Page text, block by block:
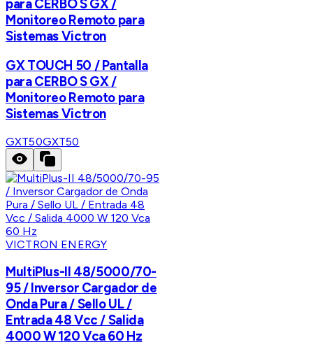
para CERBO S GX /
Monitoreo Remoto para
Sistemas Victron
GX TOUCH 50 / Pantalla
para CERBO S GX /
Monitoreo Remoto para
Sistemas Victron
GXT50GXT50
VICTRON ENERGY
MultiPlus-II 48/5000/70-
95 / Inversor Cargador de
Onda Pura / Sello UL /
Entrada 48 Vcc / Salida
4000 W 120 Vca 60 Hz